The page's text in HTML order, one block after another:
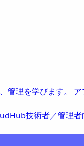
理を学びます。
技術者／管理